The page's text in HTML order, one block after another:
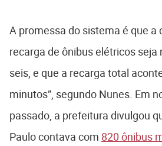
A promessa do sistema é que a
recarga de ônibus elétricos
seis, e que a recarga total
minutos”, segundo Nunes. Em
passado, a prefeitura divulgou
Paulo contava com 820 ônibus